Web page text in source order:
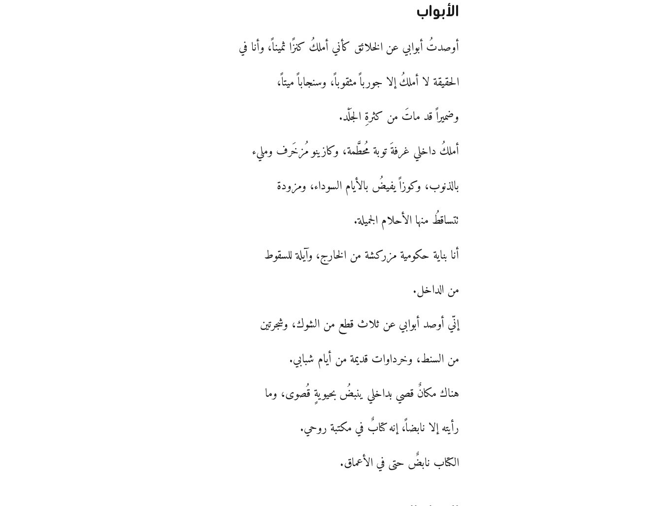
الأبواب
أوصدتُ أبوابي عن الخلائق كأني أملكُ كنزًا ثميناً، وأنا في
الحقيقة لا أملكُ إلا جورباً مثقوباً، وسنجاباً ميتاً،
وضميراً قد ماتَ من كثرةِ الجَلْد.
أملكُ داخلي غرفةَ توبة مُحطَّمة، وكازينو مُزخَرف ومليء
بالذنوب، وكوزاً يفيضُ بالأيام السوداء، ومزودة
تتساقطُ منها الأحلام الجميلة.
أنا بناية حكومية مزركشة من الخارج، وآيلة للسقوط
من الداخل.
إنّي أوصد أبوابي عن ثلاث قطع من الشوك، وشجرتين
من السنط، وخرداوات قديمة من أيام شبابي.
هناك مكانٌ قصي بداخلي ينبضُ بحيويةٍ قُصوى، وما
رأيته إلا نابضاً، إنه كتابٌ في مكتبة روحي.
الكتاب نابضٌ حتى في الأعماق.